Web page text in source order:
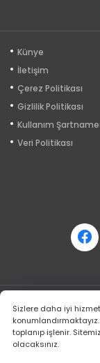
Künye
İletişim
Çerez Politikası
Gizlilik Politikası
Kullanım
Veri Politikası
Powered by
Sizlere daha iyi
toplanıp işlenir.
olacaksınız.